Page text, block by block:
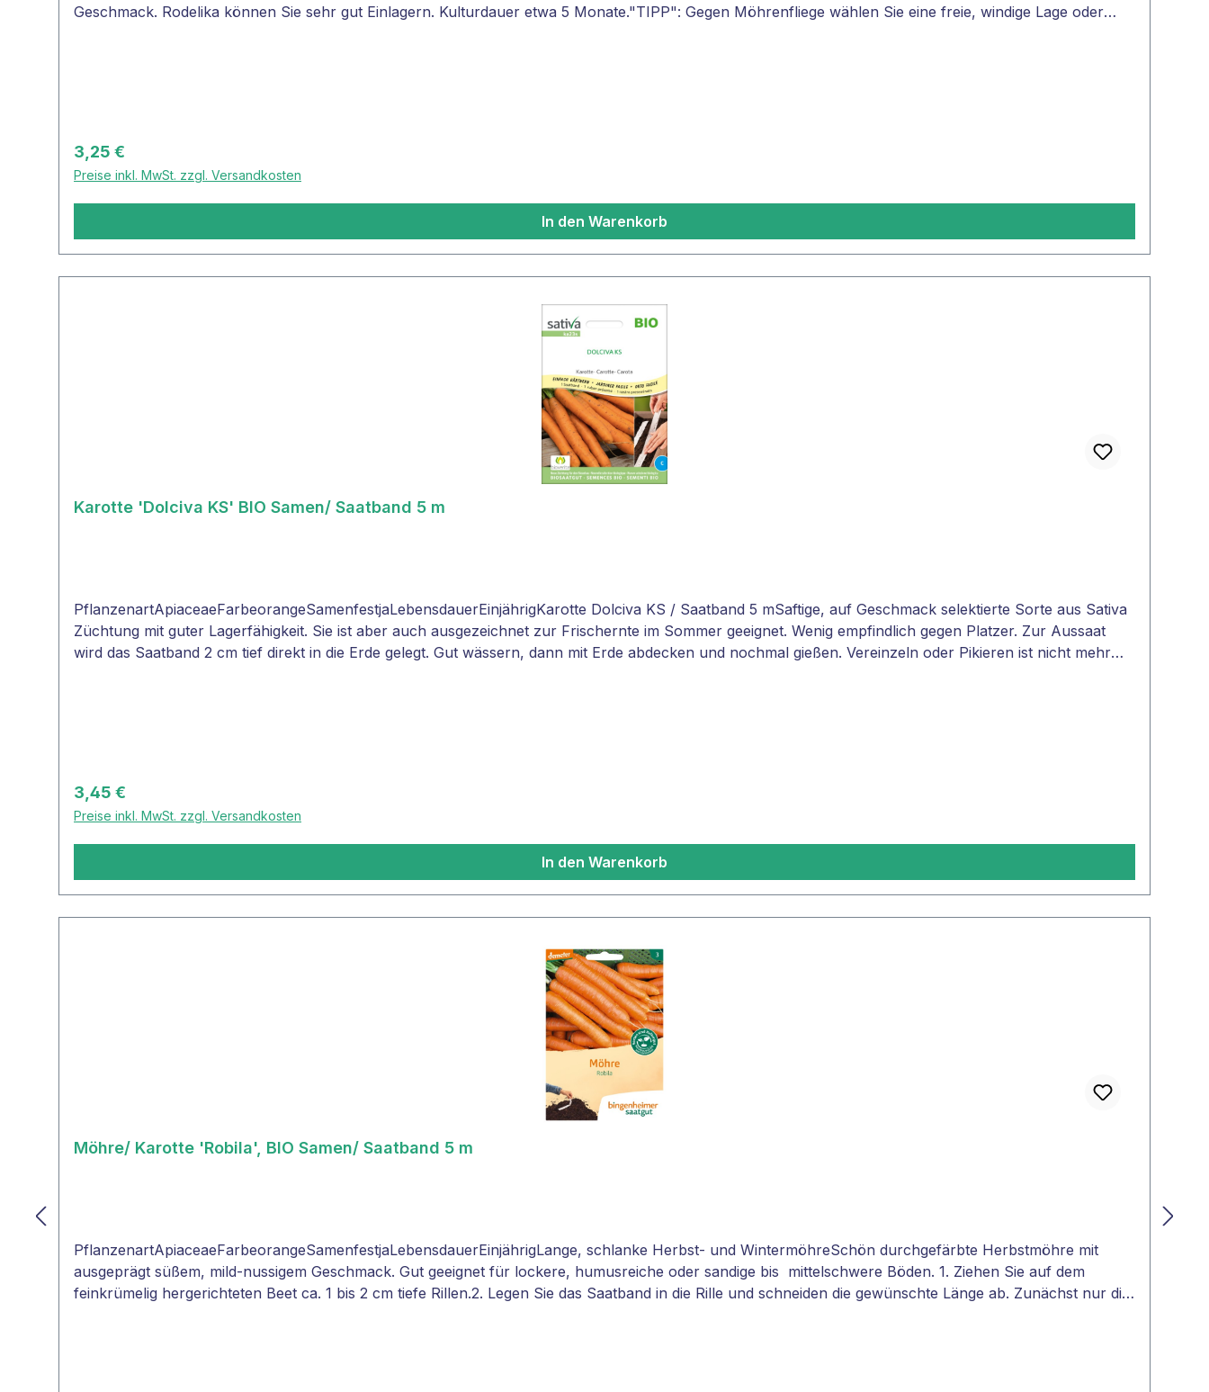
Geschmack. Rodelika können Sie sehr gut Einlagern. Kulturdauer etwa 5 Monate."TIPP": Gegen Möhrenfliege wählen Sie eine freie, windige Lage oder
Regulärer Preis:
3,25 €
Preise inkl. MwSt. zzgl. Versandkosten
In den Warenkorb
Karotte 'Dolciva KS' BIO Samen/ Saatband 5 m
PflanzenartApiaceaeFarbeorangeSamenfestjaLebensdauerEinjährigKarotte Dolciva KS / Saatband 5 mSaftige, auf Geschmack selektierte Sorte aus Sativa
Züchtung mit guter Lagerfähigkeit. Sie ist aber auch ausgezeichnet zur Frischernte im Sommer geeignet. Wenig empfindlich gegen Platzer. Zur Aussaat
wird das Saatband 2 cm tief direkt in die Erde gelegt. Gut wässern, dann mit Erde abdecken und nochmal gießen. Vereinzeln oder Pikieren ist nicht mehr
Regulärer Preis:
3,45 €
Preise inkl. MwSt. zzgl. Versandkosten
In den Warenkorb
Möhre/ Karotte 'Robila', BIO Samen/ Saatband 5 m
PflanzenartApiaceaeFarbeorangeSamenfestjaLebensdauerEinjährigLange, schlanke Herbst- und WintermöhreSchön durchgefärbte Herbstmöhre mit
ausgeprägt süßem, mild-nussigem Geschmack. Gut geeignet für lockere, humusreiche oder sandige bis mittelschwere Böden. 1. Ziehen Sie auf dem
feinkrümelig hergerichteten Beet ca. 1 bis 2 cm tiefe Rillen.2. Legen Sie das Saatband in die Rille und schneiden die gewünschte Länge ab. Zunächst nur die